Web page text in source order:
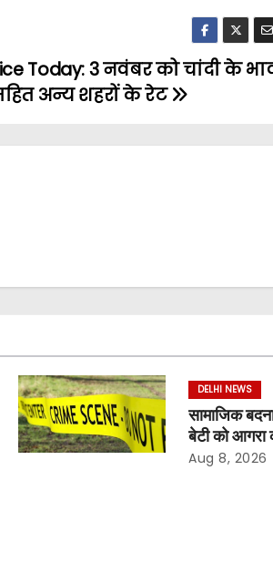
Today: 3 नवंबर को चांदी के
अन्य शहरों के रेट
DELHI NEWS
सामाजिक
बेटी को आगरा
पुलिस
Aug 8, 2026